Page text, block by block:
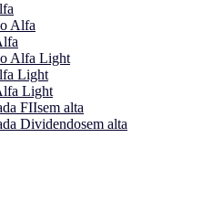
Alfa
Alfa Light
Light
Light
FIIsem alta
Dividendosem alta